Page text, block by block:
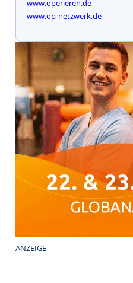
www.operieren.de
www.op-netzwerk.de
ANZEIGE